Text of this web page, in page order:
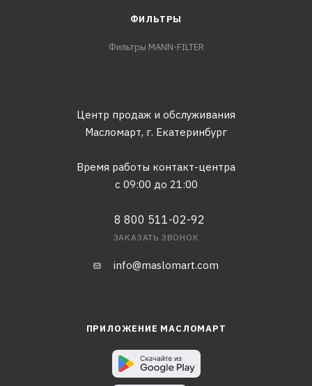
ФИЛЬТРЫ
Фильтры MANN-FILTER
Центр продаж и обслуживания
Масломарт, г. Екатеринбург
Время работы контакт-центра
с 09:00 до 21:00
8 800 511-02-92
ЗАКАЗАТЬ ЗВОНОК
info@maslomart.com
ПРИЛОЖЕНИЕ МАСЛОМАРТ